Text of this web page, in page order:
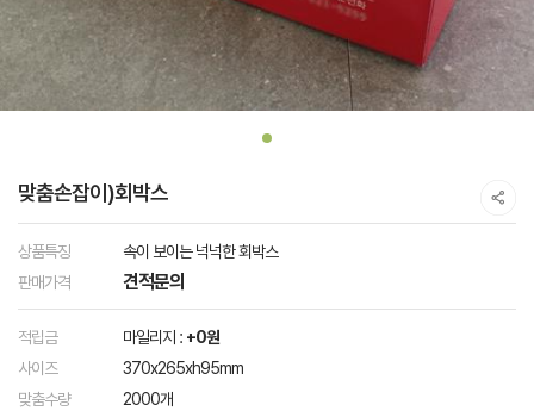
맞춤손잡이)회박스
상품특징
속이 보이는 넉넉한 회박스
판매가격
견적문의
적립금 마일리지 : +0원
사이즈
370x265xh95mm
맞춤수량
2000개